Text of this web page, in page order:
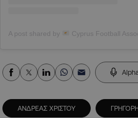
A post shared by Cyprus Football
ΑΝΔΡΕΑΣ ΧΡΙΣΤΟΥ